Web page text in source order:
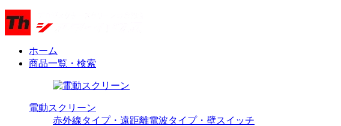
ホーム
商品一覧・検索
電動スクリーン
赤外線タイプ・遠距離電波タイプ・壁スイッチ